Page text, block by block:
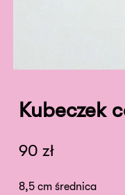
Kubeczek
90 zł
8,5 cm średnica